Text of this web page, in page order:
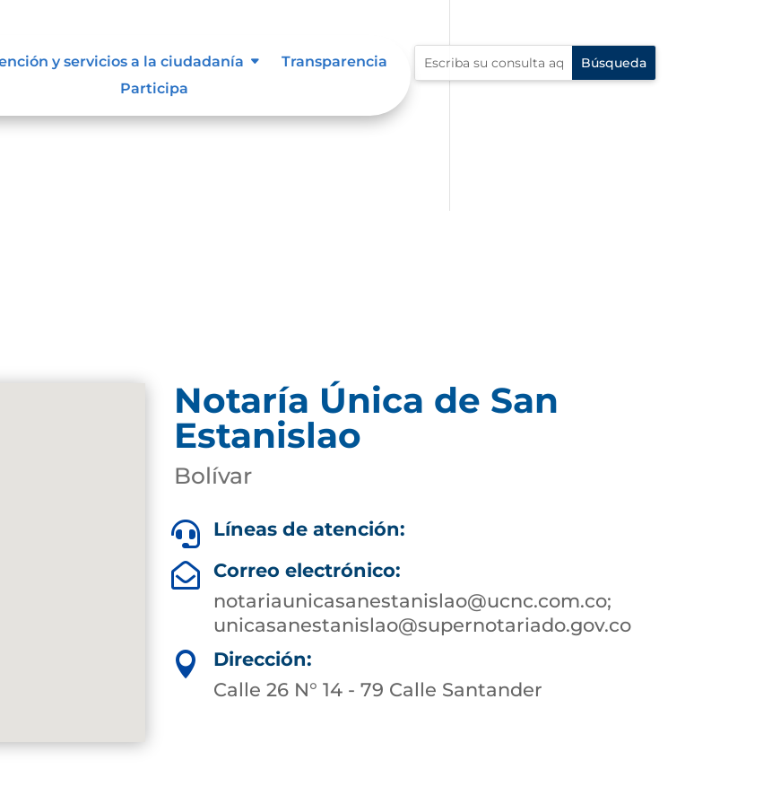
y servicios a la ciudadanía
Transparencia
Participa
de perfeccionar su búsqueda o utilice la
Notaría Única de San
Estanislao
Bolívar
 Líneas de atención:

Correo electrónico:
notariaunicasanestanislao@ucnc.com.co;
unicasanestanislao@supernotariado.gov.co

Dirección:
Calle 26 N° 14 - 79 Calle Santander